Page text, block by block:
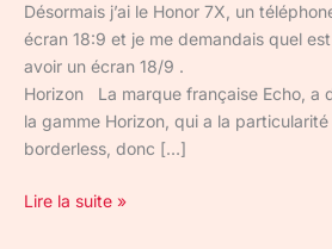
Désormais j’ai le Honor 7X, un
écran 18:9 et je me demandais quel
avoir un écran 18/9 .
Horizon La marque française Echo, a
la gamme Horizon, qui a la particularité
borderless, donc […]
Lire la suite »